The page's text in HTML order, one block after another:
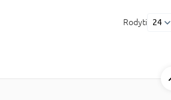
Rodyti 24